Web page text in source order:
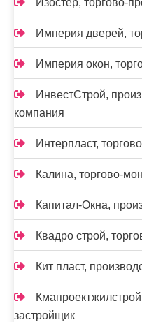
Изостер, торгово-
Империя дверей,
Империя окон,
ИнвестСтрой,
компания
Интерпласт,
Калина, торгово-
Капитал-Окна,
Квадро строй,
Кит пласт,
застройщик